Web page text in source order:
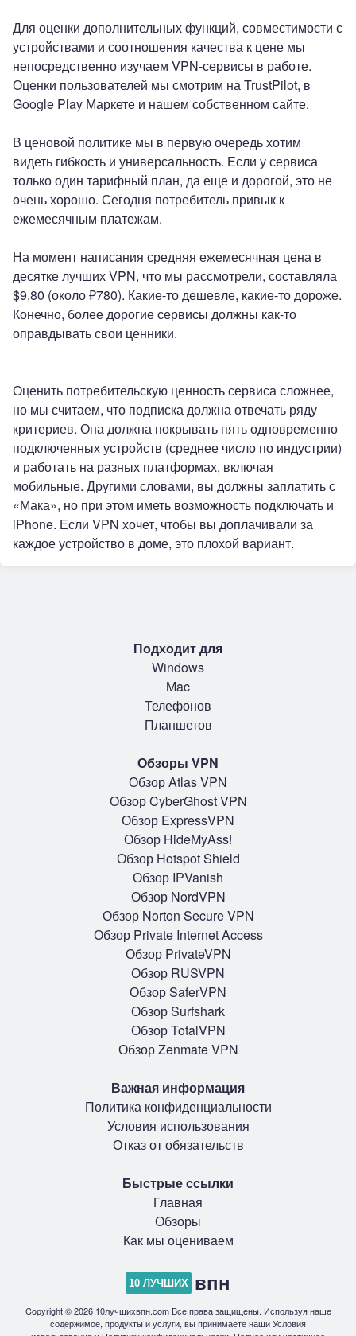
Для оценки дополнительных функций, совместимости с
устройствами и соотношения качества к цене мы
непосредственно изучаем VPN-сервисы в работе.
Оценки пользователей мы смотрим на TrustPilot, в
Google Play Маркете и нашем собственном сайте.
В ценовой политике мы в первую очередь хотим
видеть гибкость и универсальность. Если у сервиса
только один тарифный план, да еще и дорогой, это не
очень хорошо. Сегодня потребитель привык к
ежемесячным платежам.
На момент написания средняя ежемесячная цена в
десятке лучших VPN, что мы рассмотрели, составляла
$9,80 (около ₽780). Какие-то дешевле, какие-то дороже.
Конечно, более дорогие сервисы должны как-то
оправдывать свои ценники.
Оценить потребительскую ценность сервиса сложнее,
но мы считаем, что подписка должна отвечать ряду
критериев. Она должна покрывать пять одновременно
подключенных устройств (среднее число по индустрии)
и работать на разных платформах, включая
мобильные. Другими словами, вы должны заплатить с
«Мака», но при этом иметь возможность подключать и
iPhone. Если VPN хочет, чтобы вы доплачивали за
каждое устройство в доме, это плохой вариант.
Подходит для
Windows
Mac
Телефонов
Планшетов
Обзоры VPN
Обзор Atlas VPN
Обзор CyberGhost VPN
Обзор ExpressVPN
Обзор HideMyAss!
Обзор Hotspot Shield
Обзор IPVanish
Обзор NordVPN
Обзор Norton Secure VPN
Обзор Private Internet Access
Обзор PrivateVPN
Обзор RUSVPN
Обзор SaferVPN
Обзор Surfshark
Обзор TotalVPN
Обзор Zenmate VPN
Важная информация
Политика конфиденциальности
Условия использования
Отказ от обязательств
Быстрые ссылки
Главная
Обзоры
Как мы оцениваем
10 ЛУЧШИХ впн
Copyright © 2026 10лучшихвпн.com Все права защищены. Используя наше
содержимое, продукты и услуги, вы принимаете наши Условия